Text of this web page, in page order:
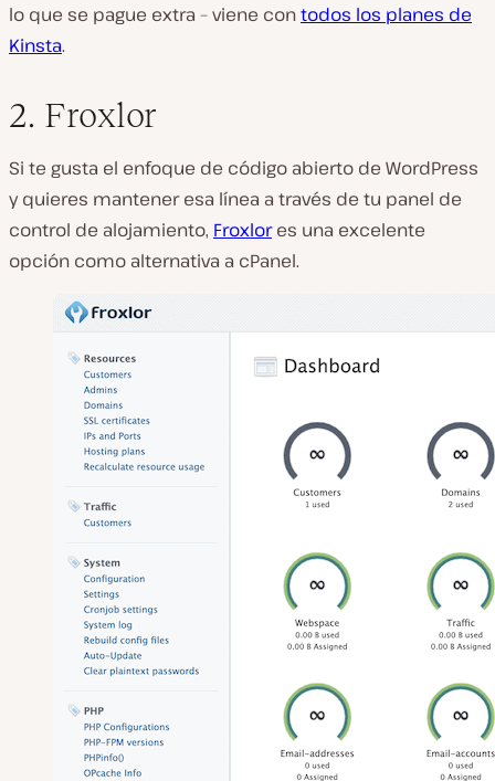
lo que se pague extra – viene contodos los planes de
Kinsta.
2. Froxlor
Si te gusta el enfoque de código abierto de WordPress
y quieres mantener esa línea a través de tu panel de
control de alojamiento, Froxlores una excelente
opción como alternativa a cPanel.